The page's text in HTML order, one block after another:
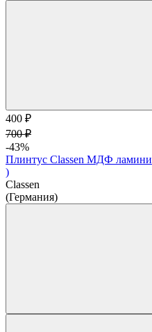
400 ₽
700 ₽
-43%
Плинтус Classen МДФ
)
Classen
(Германия)